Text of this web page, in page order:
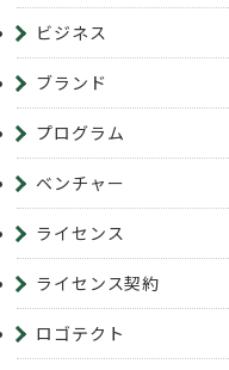
ビジネス
ブランド
プログラム
ベンチャー
ライセンス
ライセンス契約
ロゴテクト